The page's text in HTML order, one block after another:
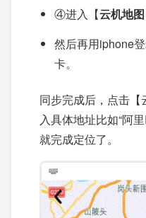
④进入【云机地图
然后再用iphone
卡。
同步完成后，点击
入具体地址比如“阿
就完成定位了。